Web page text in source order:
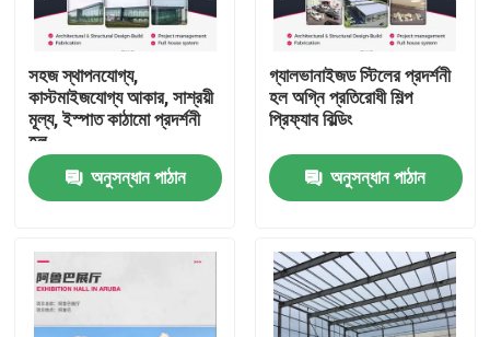
বাড়ি
পণ্য
আমাদের সম্বন্ধে
সহজ স্থাপনযোগ্য,
কাস্টমাইজযোগ্য আকার, সাশ্রয়ী
মূল্য, ইস্পাত কাঠামো প্রদর্শনী
হল
অনুসন্ধান পাঠান
গ্যালভানাইজড স্টিলের প্রদর্শনী
হল অগ্নি প্রতিরোধী শিল্প
প্রিফ্যাব বিল্ডিং
অনুসন্ধান পাঠান